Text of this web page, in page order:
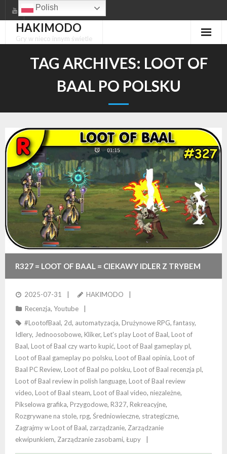
to
contentHAKIMODO
Gry w nieco innym świetle
TAG ARCHIVES: LOOT OF
BAAL PO POLSKU
R327 = LOOT OF BAAL = CIEKAWY IDLER Z TRYBEM
NAKŁADKI NA PULPIT
2025-07-31
HAKIMODO
Recenzja, Youtube
#LootofBaal, 2d, automatyzacja, Drużynowe RPG, fantasy,
Idlery, Jednoosobowe, Kliker, Let's play Loot of Baal, Loot of
Baal, Loot of Baal czy warto kupić, Loot of Baal gameplay pl,
Loot of Baal gameplay po polsku, Loot of Baal opinia, Loot of
Baal PC Review, Loot of Baal po polsku, Loot of Baal recenzja pl,
Loot of Baal review in polish language, Loot of Baal review
video, Loot of Baal steam, Loot of Baal video, niezależne,
Pikselowa grafika, Przygodowe, R327, Rekreacyjne,
Rozgrywane na stole, rpg, Średniowieczne, strategiczne,
Zagrajmy w Loot of Baal, zarządzanie, Zarządzanie
ekwipunkiem, Zarządzanie zasobami, Łupy
Polish